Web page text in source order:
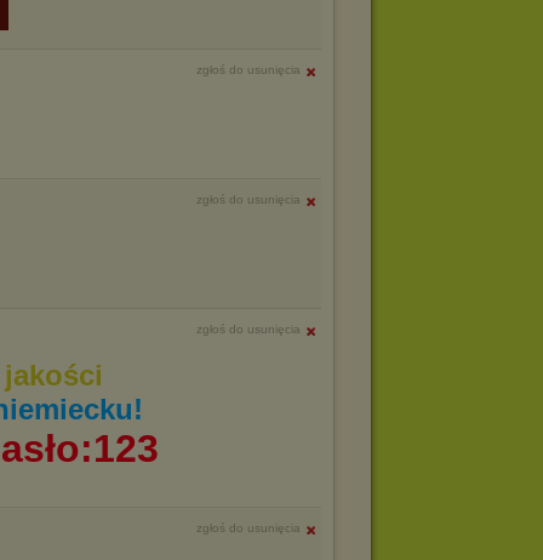
zgłoś do usunięcia
zgłoś do usunięcia
zgłoś do usunięcia
jakości
zgłoś do usunięcia